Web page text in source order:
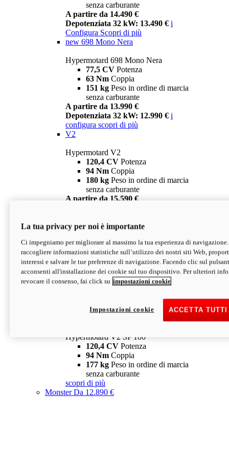
senza carburante
A partire da 14.490 €
Depotenziata 32 kW: 13.490 € i
Configura Scopri di più
new 698 Mono Nera
Hypermotard 698 Mono Nera
77,5 CV Potenza
63 Nm Coppia
151 kg Peso in ordine di marcia
senza carburante
A partire da 13.990 €
Depotenziata 32 kW: 12.990 € i
configura scopri di più
V2
Hypermotard V2
120,4 CV Potenza
94 Nm Coppia
180 kg Peso in ordine di marcia
senza carburante
A partire da 15.590 €
V2 SP
Hypermotard V2 SP
120,4 CVPotenza
94 NmCoppia
177 kgPeso in ordine di marcia
senza carburante
Depotenziata 35 kW: 18.890 € i
configura scopri di più
Hypermotard V2 SP 100
120,4 CV Potenza
94 Nm Coppia
177 kg Peso in ordine di marcia
senza carburante
scopri di più
MonsterDa 12.890 €
La tua privacy per noi è importante
Ci impegniamo per migliorare al massimo la tua esperienza di
raccogliere informazioni statistiche sull’utilizzo dei nostri siti Web,
interessi e salvare le tue preferenze di navigazione. Facendo clic sul
acconsenti all'installazione dei cookie sul tuo dispositivo. Per ulteriori
revocare il consenso, fai click su impostazioni cookie
ACCETTA
Impostazioni cookie